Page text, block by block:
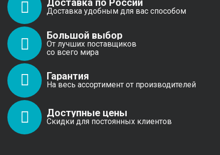
Доставка по России
Доставка удобным для вас способом
Большой выбор
От лучших поставщиков
со всего мира
Гарантия
На весь ассортимент от производителей
Доступные цены
Скидки для постоянных клиентов